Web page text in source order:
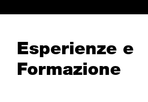
Esperienze e
Formazione